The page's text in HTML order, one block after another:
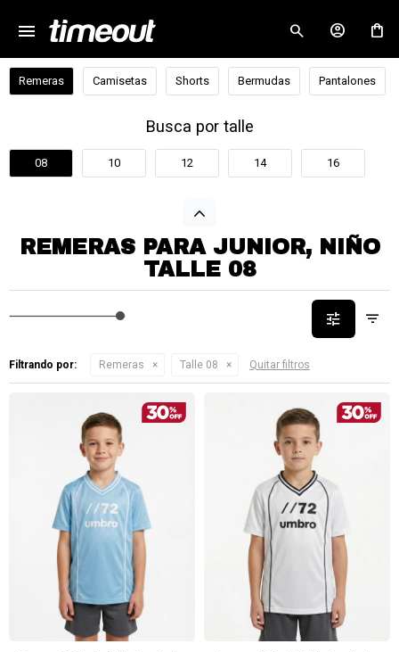
menu
Remeras Camisetas Shorts Bermudas Pantalones
Busca por talle
08 10 12 14 16
REMERAS PARA JUNIOR, NIÑO
TALLE 08
Filtrando por: Remeras Talle 08 Quitar filtros